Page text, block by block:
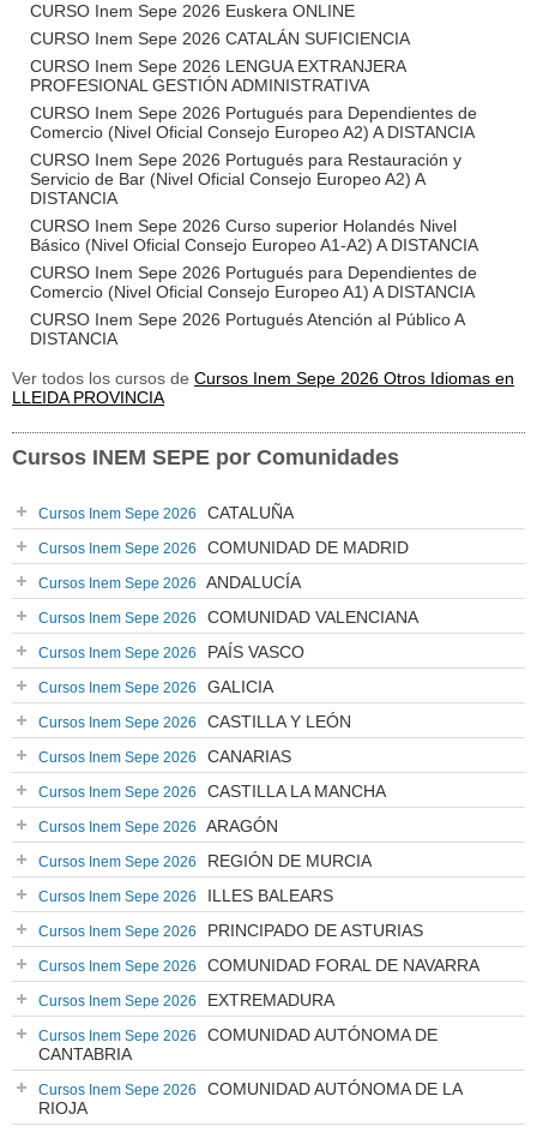
CURSO Inem Sepe 2026 Euskera ONLINE
CURSO Inem Sepe 2026 CATALÁN SUFICIENCIA
CURSO Inem Sepe 2026 LENGUA EXTRANJERA
PROFESIONAL GESTIÓN ADMINISTRATIVA
CURSO Inem Sepe 2026 Portugués para Dependientes de
Comercio (Nivel Oficial Consejo Europeo A2) A DISTANCIA
CURSO Inem Sepe 2026 Portugués para Restauración y
Servicio de Bar (Nivel Oficial Consejo Europeo A2) A
DISTANCIA
CURSO Inem Sepe 2026 Curso superior Holandés Nivel
Básico (Nivel Oficial Consejo Europeo A1-A2) A DISTANCIA
CURSO Inem Sepe 2026 Portugués para Dependientes de
Comercio (Nivel Oficial Consejo Europeo A1) A DISTANCIA
CURSO Inem Sepe 2026 Portugués Atención al Público A
DISTANCIA
Ver todos los cursos de Cursos Inem Sepe 2026 Otros Idiomas en
LLEIDA PROVINCIA
Cursos INEM SEPE por Comunidades
Cursos Inem Sepe 2026 CATALUÑA
Cursos Inem Sepe 2026 COMUNIDAD DE MADRID
Cursos Inem Sepe 2026 ANDALUCÍA
Cursos Inem Sepe 2026 COMUNIDAD VALENCIANA
Cursos Inem Sepe 2026 PAÍS VASCO
Cursos Inem Sepe 2026 GALICIA
Cursos Inem Sepe 2026 CASTILLA Y LEÓN
Cursos Inem Sepe 2026 CANARIAS
Cursos Inem Sepe 2026 CASTILLA LA MANCHA
Cursos Inem Sepe 2026 ARAGÓN
Cursos Inem Sepe 2026 REGIÓN DE MURCIA
Cursos Inem Sepe 2026 ILLES BALEARS
Cursos Inem Sepe 2026 PRINCIPADO DE ASTURIAS
Cursos Inem Sepe 2026 COMUNIDAD FORAL DE NAVARRA
Cursos Inem Sepe 2026 EXTREMADURA
Cursos Inem Sepe 2026
COMUNIDAD AUTÓNOMA DE
CANTABRIA
Cursos Inem Sepe 2026
COMUNIDAD AUTÓNOMA DE LA
RIOJA